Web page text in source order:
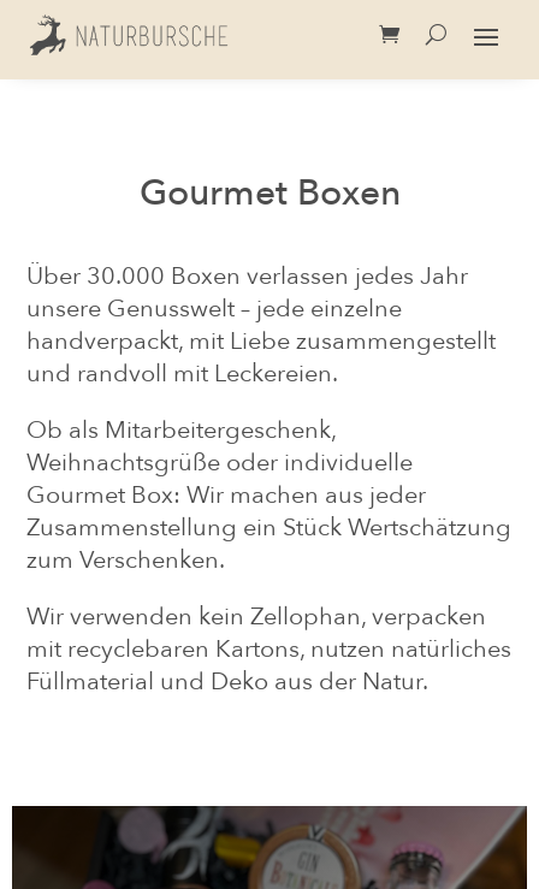
Gourmet Boxen
Über 30.000 Boxen verlassen jedes Jahr
unsere Genusswelt – jede einzelne
handverpackt, mit Liebe zusammengestellt
und randvoll mit Leckereien.
Ob als Mitarbeitergeschenk,
Weihnachtsgrüße oder individuelle
Gourmet Box: Wir machen aus jeder
Zusammenstellung ein Stück Wertschätzung
zum Verschenken.
Wir verwenden kein Zellophan, verpacken
mit recyclebaren Kartons, nutzen natürliches
Füllmaterial und Deko aus der Natur.